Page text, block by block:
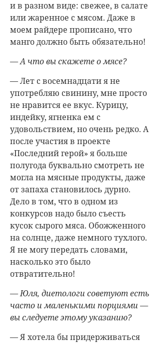
и в разном виде: свежее, в салате
или жаренное с мясом. Даже в
моем райдере прописано, что
манго должно быть обязательно!
— А что вы скажете о мясе?
— Лет с восемнадцати я не
употребляю свинину, мне просто
не нравится ее вкус. Курицу,
индейку, ягненка ем с
удовольствием, но очень редко. А
после участия в проекте
«Последний герой» я больше
полугода буквально смотреть не
могла на мясные продукты, даже
от запаха становилось дурно.
Дело в том, что в одном из
конкурсов надо было съесть
кусок сырого мяса. Обожженного
на солнце, даже немного тухлого.
Я не могу передать словами,
насколько это было
отвратительно!
— Юля, диетологи советуют есть
часто и маленькими порциями —
вы следуете этому указанию?
— Я хотела бы придерживаться